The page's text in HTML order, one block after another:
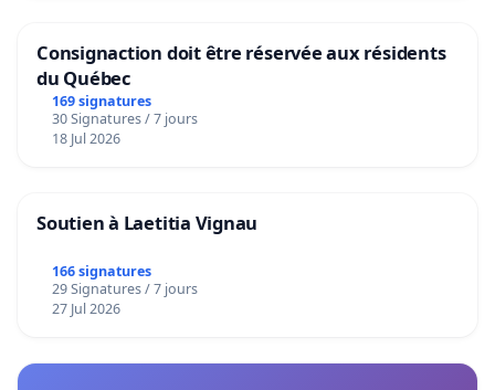
Consignaction doit être réservée aux résidents
du Québec
169 signatures
30 Signatures / 7 jours
18 Jul 2026
Soutien à Laetitia Vignau
166 signatures
29 Signatures / 7 jours
27 Jul 2026